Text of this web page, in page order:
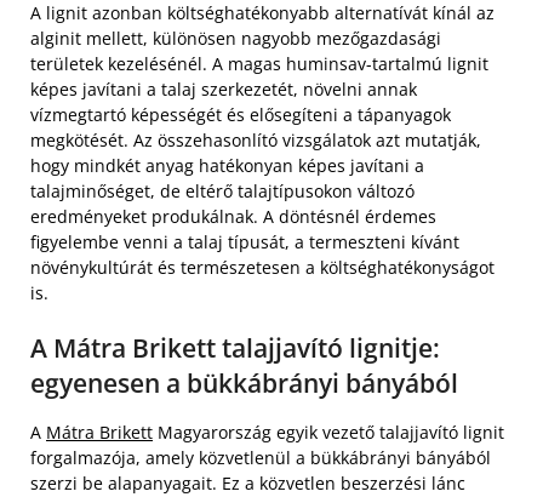
A lignit azonban költséghatékonyabb alternatívát kínál az
alginit mellett, különösen nagyobb mezőgazdasági
területek kezelésénél. A magas huminsav-tartalmú lignit
képes javítani a talaj szerkezetét, növelni annak
vízmegtartó képességét és elősegíteni a tápanyagok
megkötését. Az összehasonlító vizsgálatok azt mutatják,
hogy mindkét anyag hatékonyan képes javítani a
talajminőséget, de eltérő talajtípusokon változó
eredményeket produkálnak. A döntésnél érdemes
figyelembe venni a talaj típusát, a termeszteni kívánt
növénykultúrát és természetesen a költséghatékonyságot
is.
A Mátra Brikett talajjavító lignitje:
egyenesen a bükkábrányi bányából
A Mátra Brikett Magyarország egyik vezető talajjavító lignit
forgalmazója, amely közvetlenül a bükkábrányi bányából
szerzi be alapanyagait. Ez a közvetlen beszerzési lánc